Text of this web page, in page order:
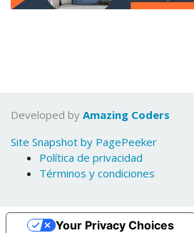
Developed by Amazing Coders
Site Snapshot by PagePeeker
Política de privacidad
Términos y condiciones
Your Privacy Choices